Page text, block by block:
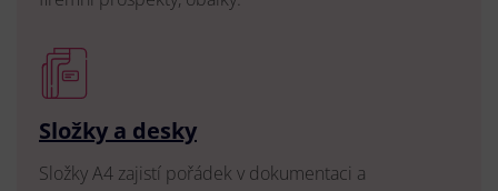
Složky a desky
Složky A4 zajistí pořádek v dokumentaci a